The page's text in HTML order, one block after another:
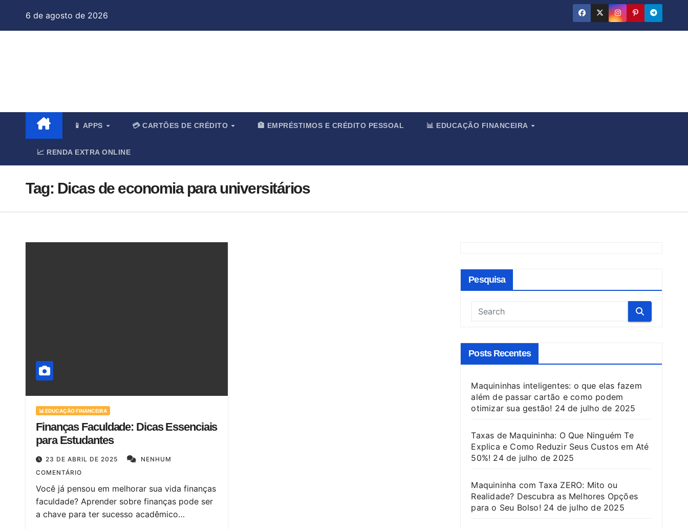
6 de agosto de 2026
📱 APPS 💳 CARTÕES DE CRÉDITO 🏦 EMPRÉSTIMOS E CRÉDITO PESSOAL 📊 EDUCAÇÃO FINANCEIRA
📈 RENDA EXTRA ONLINE
Tag: Dicas de economia para universitários
📊 EDUCAÇÃO FINANCEIRA
Finanças Faculdade: Dicas Essenciais
para Estudantes
23 DE ABRIL DE 2025
NENHUM
COMENTÁRIO
Você já pensou em melhorar sua vida finanças
faculdade? Aprender sobre finanças pode ser
a chave para ter sucesso acadêmico…
Pesquisa
Posts Recentes
Maquininhas inteligentes: o que elas fazem
além de passar cartão e como podem
otimizar sua gestão! 24 de julho de 2025
Taxas de Maquininha: O Que Ninguém Te
Explica e Como Reduzir Seus Custos em Até
50%! 24 de julho de 2025
Maquininha com Taxa ZERO: Mito ou
Realidade? Descubra as Melhores Opções
para o Seu Bolso! 24 de julho de 2025